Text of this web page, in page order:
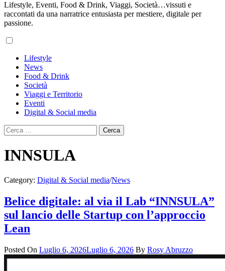
Lifestyle, Eventi, Food & Drink, Viaggi, Società…vissuti e
raccontati da una narratrice entusiasta per mestiere, digitale per
passione.
Menu
Lifestyle
News
Food & Drink
Società
Viaggi e Territorio
Eventi
Digital & Social media
Ricerca
per:
INNSULA
Category: Digital & Social media/News
Belìce digitale: al via il Lab “INNSULA”
sul lancio delle Startup con l’approccio
Lean
Posted On Luglio 6, 2026Luglio 6, 2026 By Rosy Abruzzo